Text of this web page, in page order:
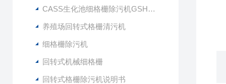
CASS生化池细格栅除污机GSHZ-1000
养殖场回转式格栅清污机
细格栅除污机
回转式机械细格栅
回转式格栅除污机说明书